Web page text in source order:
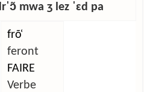
mwa ʒ lez ˈɛd pa
frõ̜
feront
FAIRE
Verbe